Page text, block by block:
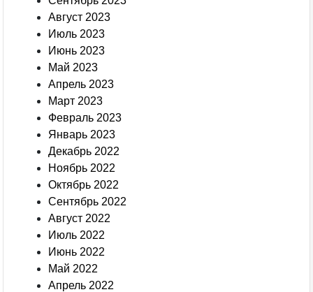
Август 2023
Июль 2023
Июнь 2023
Май 2023
Апрель 2023
Март 2023
Февраль 2023
Январь 2023
Декабрь 2022
Ноябрь 2022
Октябрь 2022
Сентябрь 2022
Август 2022
Июль 2022
Июнь 2022
Май 2022
Апрель 2022